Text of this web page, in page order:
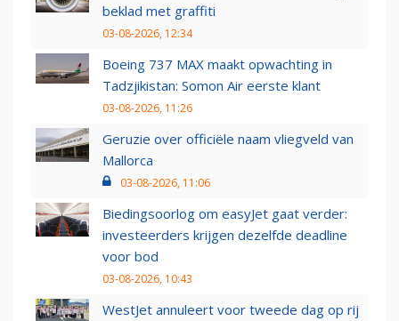
beklad met graffiti
03-08-2026, 12:34
Boeing 737 MAX maakt opwachting in
Tadzjikistan: Somon Air eerste klant
03-08-2026, 11:26
Geruzie over officiële naam vliegveld van
Mallorca
03-08-2026, 11:06
Biedingsoorlog om easyJet gaat verder:
investeerders krijgen dezelfde deadline
voor bod
03-08-2026, 10:43
WestJet annuleert voor tweede dag op rij